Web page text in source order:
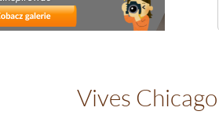
Vives Chicago